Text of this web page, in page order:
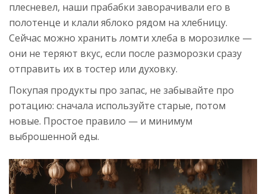
плесневел, наши прабабки заворачивали его в
полотенце и клали яблоко рядом на хлебницу.
Сейчас можно хранить ломти хлеба в морозилке —
они не теряют вкус, если после разморозки сразу
отправить их в тостер или духовку.
Покупая продукты про запас, не забывайте про
ротацию: сначала используйте старые, потом
новые. Простое правило — и минимум
выброшенной еды.